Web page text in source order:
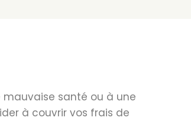
santé ou à une
à couvrir vos frais de